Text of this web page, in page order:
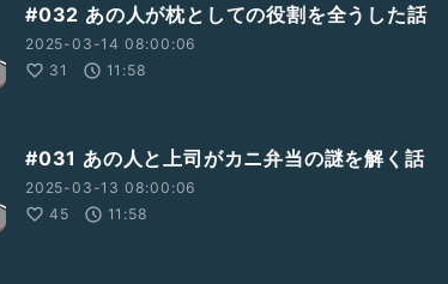
#032 あの人が枕としての役割を全うした話
2025-03-14 08:00:06
31
11:58
#031 あの人と上司がカニ弁当の謎を解く話
2025-03-13 08:00:06
45
11:58